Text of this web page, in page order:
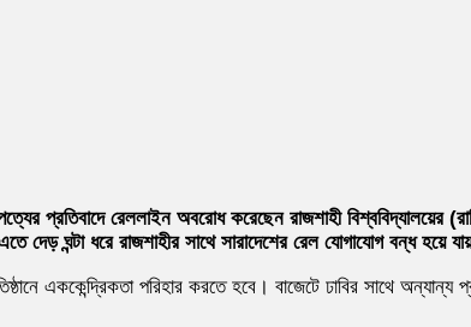
প্রতিবাদে রেললাইন অবরোধ করেছেন রাজশাহী বিশ্ববিদ্যালয়ের
ঘন্টা ধরে রাজশাহীর সাথে সারাদেশের রেল যোগাযোগ বন্ধ হয়ে
এককেন্দ্রিকতা পরিহার করতে হবে। বাজেটে ঢাবির সাথে